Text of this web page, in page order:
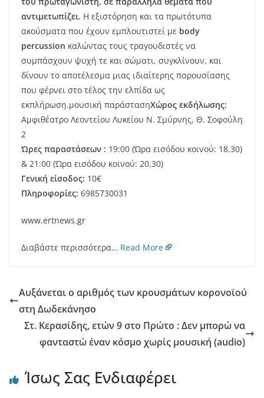
αντιμετωπίζει. Η εξιστόρηση και τα πρωτότυπα
ακούσματα που έχουν εμπλουτιστεί με body
percussion καλώντας τους τραγουδιστές να
συμπάσχουν ψυχή τε και σώματι, συγκλίνουν, και
δίνουν το αποτέλεσμα μιας ιδιαίτερης παρουσίασης
που φέρνει στο τέλος την ελπίδα ως
εκπλήρωση.μουσική παράστασηΧώρος εκδήλωσης:
Αμφιθέατρο Λεοντείου Λυκείου Ν. Σμύρνης, Θ. Σοφούλη
2
Ώρες παραστάσεων : 19:00 (Ώρα εισόδου κοινού: 18.30)
& 21:00 (Ώρα εισόδου κοινού: 20.30)
Γενική είσοδος: 10€
Πληροφορίες: 6985730031
www.ertnews.gr
Διαβάστε περισσότερα… Read More
Αυξάνεται ο αριθμός των κρουσμάτων κορονοϊού
στη Δωδεκάνησο
Στ. Κερασίδης, ετών 9 στο Πρώτο : Δεν μπορώ να
φανταστώ έναν κόσμο χωρίς μουσική (audio)
Ίσως Σας Ενδιαφέρει